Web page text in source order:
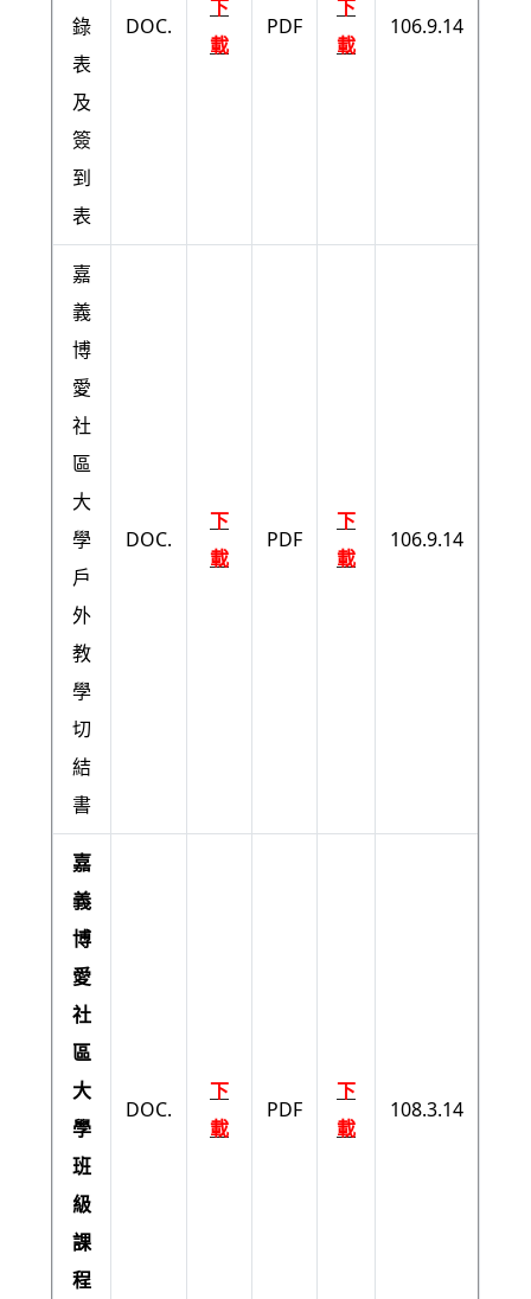
錄
表
及
簽
到
表
DOC.
下
載
PDF
下
載
106.9.14
嘉
義
博
愛
社
區
大
學
戶
外
教
學
切
結
書
DOC.
下
載
PDF
下
載
106.9.14
嘉
義
博
愛
社
區
大
學
班
級
課
程
DOC.
下
載
PDF
下
載
108.3.14